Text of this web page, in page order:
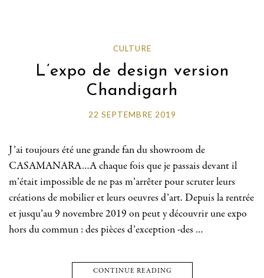
CULTURE
L’expo de design version
Chandigarh
22 SEPTEMBRE 2019
J’ai toujours été une grande fan du showroom de
CASAMANARA…A chaque fois que je passais devant il
m’était impossible de ne pas m’arrêter pour scruter leurs
créations de mobilier et leurs oeuvres d’art. Depuis la rentrée
et jusqu’au 9 novembre 2019 on peut y découvrir une expo
hors du commun : des pièces d’exception -des …
CONTINUE READING